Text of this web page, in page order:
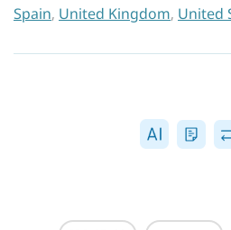
Spain, United Kingdom, United